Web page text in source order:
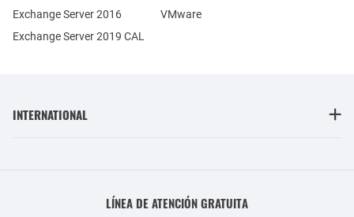
Exchange Server 2016
Exchange Server 2019 CAL
VMware
INTERNATIONAL
LÍNEA DE ATENCIÓN GRATUITA